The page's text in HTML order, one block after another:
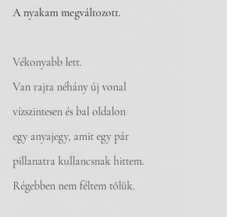
A nyakam megváltozott.
Vékonyabb lett.
Van rajta néhány új vonal
vízszintesen és bal oldalon
egy anyajegy, amit egy pár
pillanatra kullancsnak hittem.
Régebben nem féltem tőlük.